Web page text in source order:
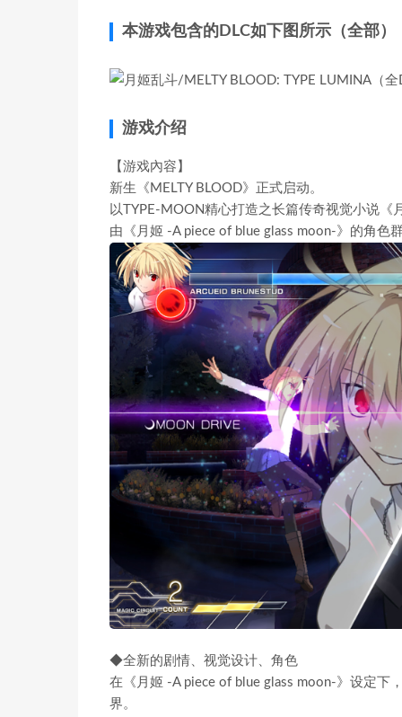
本游戏包含的DLC如下图所示（全部）
游戏介绍
【游戏內容】
新生《MELTY BLOOD》正式启动。
以TYPE-MOON精心打造之长篇传奇视觉小说
由《月姬 -A piece of blue glass moon-》的角
◆全新的剧情、视觉设计、角色
在《月姬 -A piece of blue glass moon-》设定下
界。